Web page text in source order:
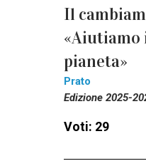
Il
«Aiutiamo
pianeta»
Prato
Edizione 2025-
Voti: 29